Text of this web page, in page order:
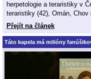
herpetologie a teraristiky v
teraristiky (42), Omán,
Přejít na článek
Táto kapela má milióny